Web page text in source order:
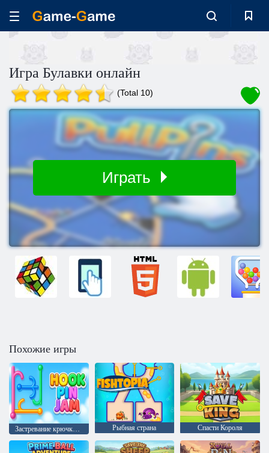
Игра Булавки онлайн
(Total 10)
Играть
Похожие игры
Застревание крючка-штифта Рыбная страна Спасти Короля